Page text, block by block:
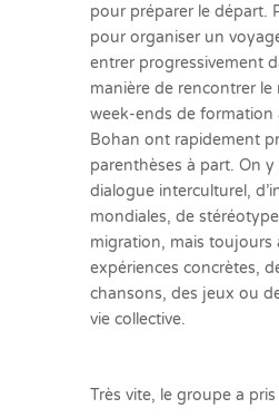
pour préparer le départ.
pour organiser un
entrer progressivement
manière de rencontrer le
week-ends de formation
Bohan ont rapidement
parenthèses à part. On y
dialogue interculturel,
mondiales, de
migration, mais toujours
expériences concrètes,
chansons, des jeux ou
vie collective.
Très vite, le groupe a